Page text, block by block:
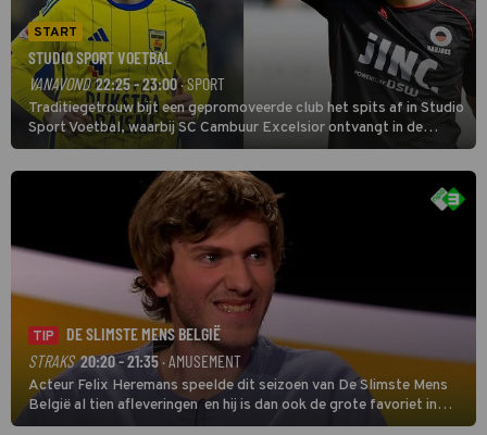
START
STUDIO SPORT VOETBAL
VANAVOND 22:25 - 23:00· SPORT
Traditiegetrouw bijt een gepromoveerde club het spits af in Studio
Sport Voetbal, waarbij SC Cambuur Excelsior ontvangt in de
eerste wedstrijd van het nieuwe Eredivisieseizoen. De nieuwe
oefenmeester is Johan Plat en hij wil aanvallend voetballen.
TIP
DE SLIMSTE MENS BELGIË
STRAKS 20:20 - 21:35· AMUSEMENT
Acteur Felix Heremans speelde dit seizoen van De Slimste Mens
België al tien afleveringen en hij is dan ook de grote favoriet in
deze seizoensfinale. En er is Nederlandse inbreng, want komiek